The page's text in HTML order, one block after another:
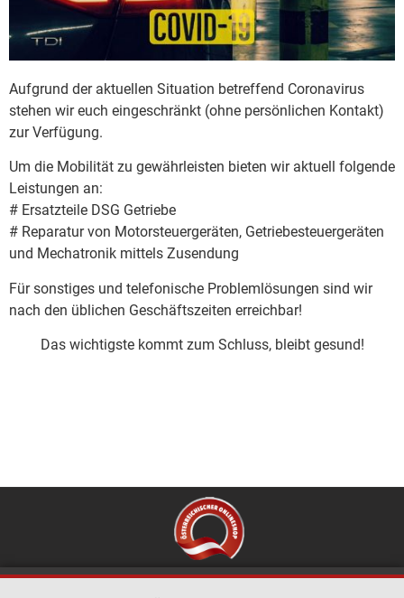
Aufgrund der aktuellen Situation betreffend Coronavirus
stehen wir euch eingeschränkt (ohne persönlichen Kontakt)
zur Verfügung.
Um die Mobilität zu gewährleisten bieten wir aktuell folgende
Leistungen an:
# Ersatzteile DSG Getriebe
# Reparatur von Motorsteuergeräten, Getriebesteuergeräten
und Mechatronik mittels Zusendung
Für sonstiges und telefonische Problemlösungen sind wir
nach den üblichen Geschäftszeiten erreichbar!
Das wichtigste kommt zum Schluss, bleibt gesund!